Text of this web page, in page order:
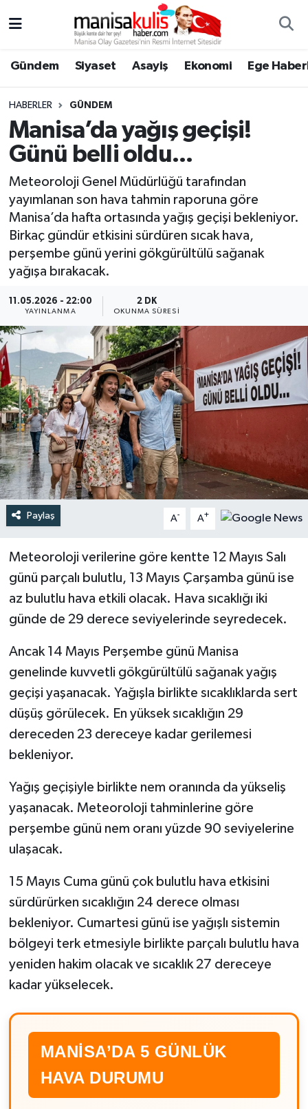
Gündem Siyaset Asayiş Ekonomi Ege
HABERLER GÜNDEM
Manisa’da yağış geçişi!
Günü belli oldu...
Meteoroloji Genel Müdürlüğü tarafından
yayımlanan son hava tahmin raporuna göre
Manisa’da hafta ortasında yağış geçişi bekleniyor.
Birkaç gündür etkisini sürdüren sıcak hava,
perşembe günü yerini gökgürültülü sağanak
yağışa bırakacak.
11.05.2026 - 22:00
YAYINLANMA
2 DK
OKUNMA SÜRESI
Paylaş A- A+
Meteoroloji verilerine göre kentte 12 Mayıs Salı
günü parçalı bulutlu, 13 Mayıs Çarşamba günü ise
az bulutlu hava etkili olacak. Hava sıcaklığı iki
günde de 29 derece seviyelerinde seyredecek.
Ancak 14 Mayıs Perşembe günü Manisa
genelinde kuvvetli gökgürültülü sağanak yağış
geçişi yaşanacak. Yağışla birlikte sıcaklıklarda sert
düşüş görülecek. En yüksek sıcaklığın 29
dereceden 23 dereceye kadar gerilemesi
bekleniyor.
Yağış geçişiyle birlikte nem oranında da yükseliş
yaşanacak. Meteoroloji tahminlerine göre
perşembe günü nem oranı yüzde 90 seviyelerine
ulaşacak.
15 Mayıs Cuma günü çok bulutlu hava etkisini
sürdürürken sıcaklığın 24 derece olması
bekleniyor. Cumartesi günü ise yağışlı sistemin
bölgeyi terk etmesiyle birlikte parçalı bulutlu hava
yeniden hakim olacak ve sıcaklık 27 dereceye
kadar yükselecek.
MANİSA’DA 5 GÜNLÜK
HAVA DURUMU
Ege Haberleri
Ekonomi
Genel
Gündem
Resmi İlan
Siyaset
Spor
Türkiye
Yaşam
Yunusemre Hava Durumu
Yunusemre Trafik Yoğunluk Haritası
Süper Lig Puan Durumu ve Fikstür
Tüm Manşetler
Son Dakika Haberleri
Haber Arşivi